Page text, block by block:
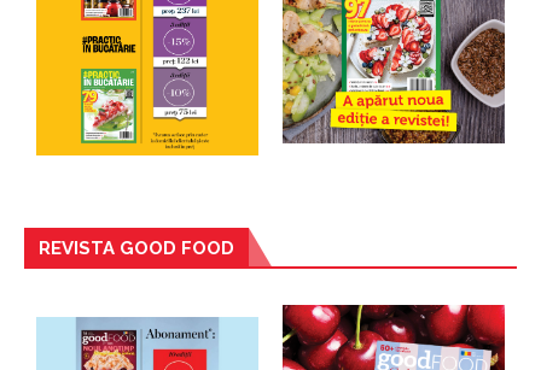
REVISTA GOOD FOOD